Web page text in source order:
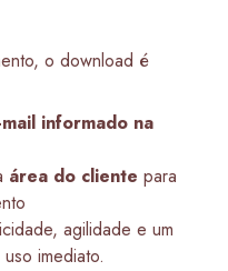
o download é
informado na
área do cliente para
agilidade e um
imediato.